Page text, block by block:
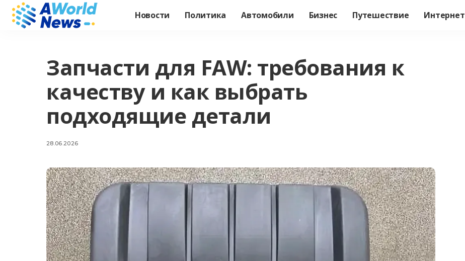
Новости Политика Автомобили Бизнес Путешествие Интернет
Запчасти для FAW: требования к
качеству и как выбрать
подходящие детали
28.06.2026